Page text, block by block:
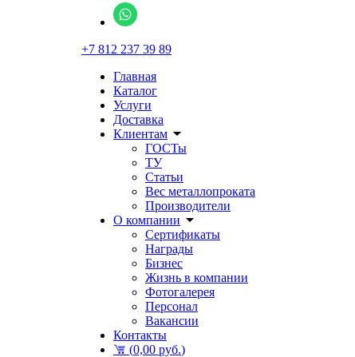
+7 812 237 39 89
Главная
Каталог
Услуги
Доставка
Клиентам
ГОСТы
ТУ
Статьи
Вес металлопроката
Производители
О компании
Сертификаты
Награды
Бизнес
Жизнь в компании
Фотогалерея
Персонал
Вакансии
Контакты
(0,00 руб.)